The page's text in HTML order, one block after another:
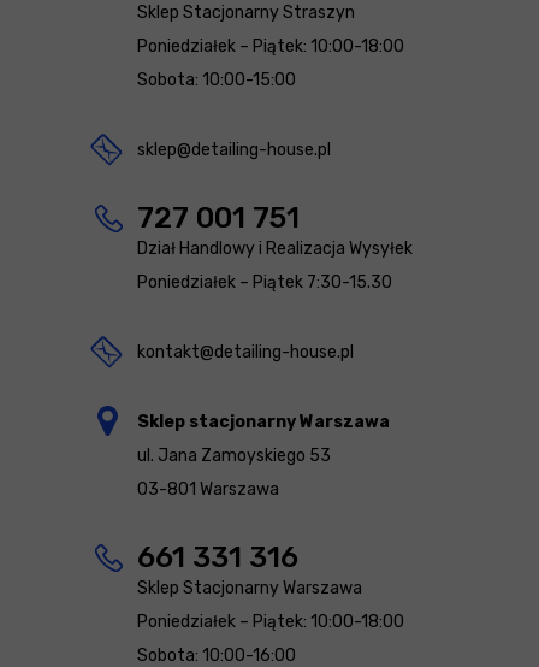
Sklep Stacjonarny Straszyn
Poniedziałek – Piątek: 10:00-18:00
Sobota: 10:00-15:00
sklep@detailing-house.pl
727 001 751
Dział Handlowy i Realizacja Wysyłek
Poniedziałek – Piątek 7:30-15.30
kontakt@detailing-house.pl
Sklep stacjonarny Warszawa
ul. Jana Zamoyskiego 53
03-801 Warszawa
661 331 316
Sklep Stacjonarny Warszawa
Poniedziałek – Piątek: 10:00-18:00
Sobota: 10:00-16:00